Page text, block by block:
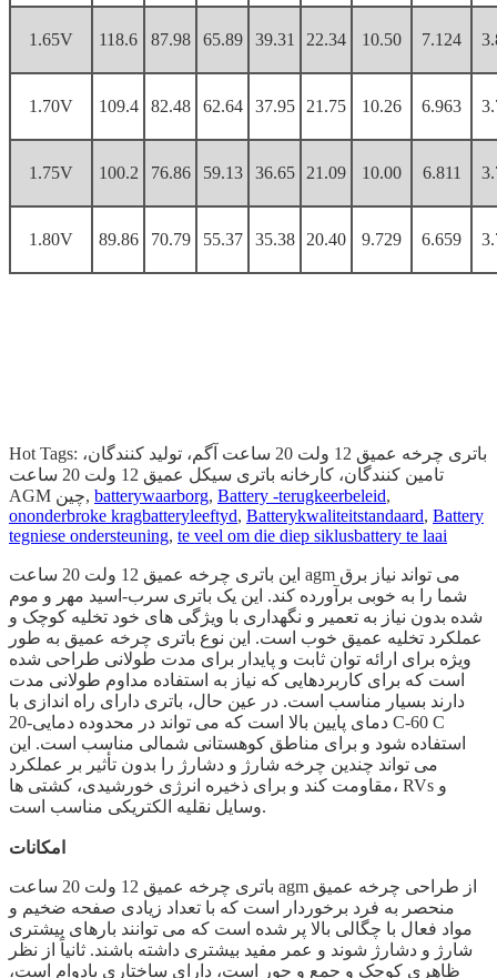
1.65V 118.6 87.98 65.89 39.31 22.34 10.50 7.124
1.70V 109.4 82.48 62.64 37.95 21.75 10.26 6.963
1.75V 100.2 76.86 59.13 36.65 21.09 10.00 6.811
1.80V 89.86 70.79 55.37 35.38 20.40 9.729 6.659
Hot Tags: باتری چرخه عمیق 12 ولت 20 ساعت آگم، تولید کنندگان،
تامین کنندگان، کارخانه باتری سیکل عمیق 12 ولت 20 ساعت
AGM چین, batterywaarborg, Battery -terugkeerbeleid,
ononderbroke kragbatteryleeftyd, Batterykwaliteitstandaard, Battery
tegniese ondersteuning, te veel om die diep siklusbattery te laai
این باتری چرخه عمیق 12 ولت 20 ساعت agm می تواند نیاز برق
شما را به خوبی برآورده کند. این یک باتری سرب-اسید مهر و موم
شده بدون نیاز به تعمیر و نگهداری با ویژگی های خود تخلیه کوچک و
عملکرد تخلیه عمیق خوب است. این نوع باتری چرخه عمیق به طور
ویژه برای ارائه توان ثابت و پایدار برای مدت طولانی طراحی شده
است که برای کاربردهایی که نیاز به استفاده مداوم طولانی مدت
دارند بسیار مناسب است. در عین حال، باتری دارای راه اندازی با
دمای پایین بالا است که می تواند در محدوده دمایی-20 C-60 C
استفاده شود و برای مناطق کوهستانی شمالی مناسب است. این
می تواند چندین چرخه شارژ و دشارژ را بدون تأثیر بر عملکرد
مقاومت کند و برای ذخیره انرژی خورشیدی، کشتی ها، RVs و
وسایل نقلیه الکتریکی مناسب است.
امکانات
باتری چرخه عمیق 12 ولت 20 ساعت agm از طراحی چرخه عمیق
منحصر به فرد برخوردار است که با تعداد زیادی صفحه ضخیم و
مواد فعال با چگالی بالا پر شده است که می توانند بارهای بیشتری
شارژ و دشارژ شوند و عمر مفید بیشتری داشته باشند. ثانیاً از نظر
ظاهری کوچک و جمع و جور است، دارای ساختاری بادوام است،